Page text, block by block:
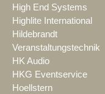
High End Systems
Highlite International
Hildebrandt
Veranstaltungstechnik
HK Audio
HKG Eventservice
Hoellstern